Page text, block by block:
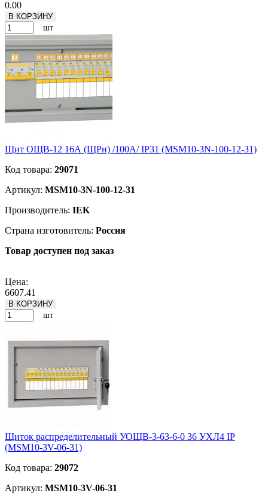
0.00
В КОРЗИНУ
шт
Щит ОЩВ-12 16А (ЩРн) /100А/ IP31 (MSM10-3N-100-12-31)
Код товара: 29071
Артикул: MSM10-3N-100-12-31
Производитель: IEK
Страна изготовитель: Россия
Товар доступен под заказ
Цена:
6607.41
В КОРЗИНУ
шт
Щиток распределительный УОЩВ-3-63-6-0 36 УХЛ4 IP
(MSM10-3V-06-31)
Код товара: 29072
Артикул: MSM10-3V-06-31